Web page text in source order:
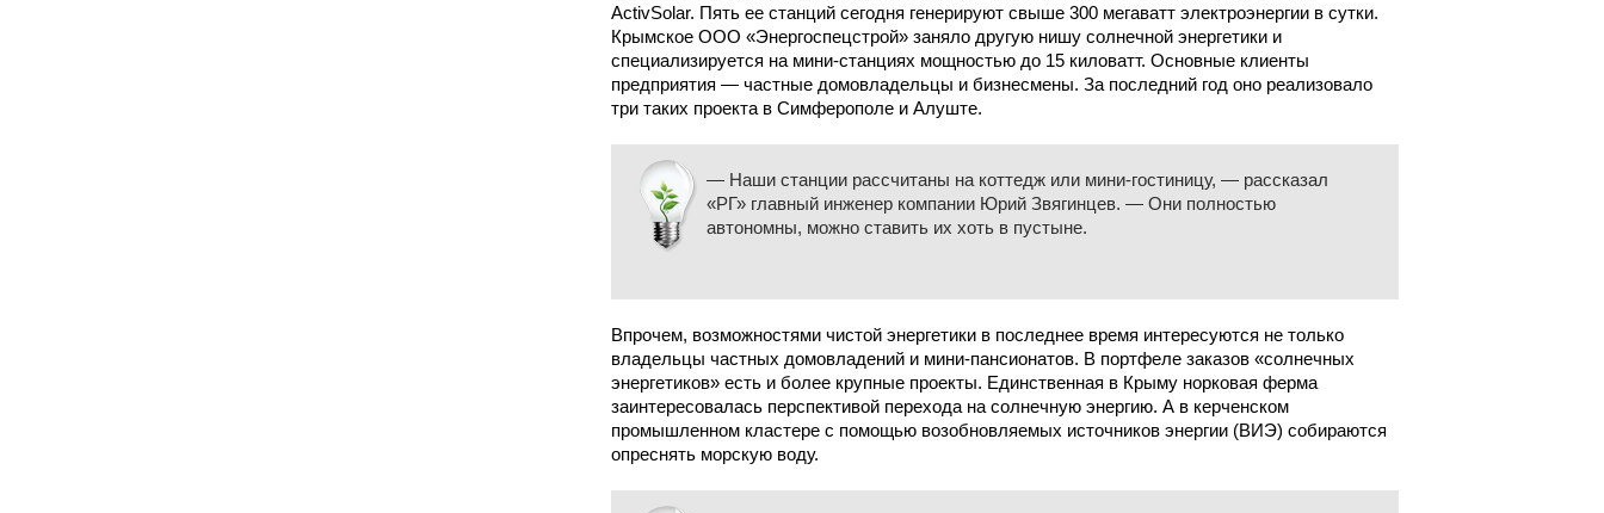
ActivSolar. Пять ее станций сегодня генерируют свыше 300 мегаватт электроэнергии в сутки.
Крымское ООО «Энергоспецстрой» заняло другую нишу солнечной энергетики и
специализируется на мини-станциях мощностью до 15 киловатт. Основные клиенты
предприятия — частные домовладельцы и бизнесмены. За последний год оно реализовало
три таких проекта в Симферополе и Алуште.
— Наши станции рассчитаны на коттедж или мини-гостиницу, — рассказал
«РГ» главный инженер компании Юрий Звягинцев. — Они полностью
автономны, можно ставить их хоть в пустыне.
Впрочем, возможностями чистой энергетики в последнее время интересуются не только
владельцы частных домовладений и мини-пансионатов. В портфеле заказов «солнечных
энергетиков» есть и более крупные проекты. Единственная в Крыму норковая ферма
заинтересовалась перспективой перехода на солнечную энергию. А в керченском
промышленном кластере с помощью возобновляемых источников энергии (ВИЭ) собираются
опреснять морскую воду.